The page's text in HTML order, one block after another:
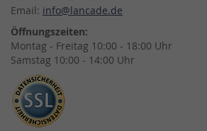
Email: info@lancade.de
Öffnungszeiten:
Montag - Freitag 10:00 - 18:00 Uhr
Samstag 10:00 - 14:00 Uhr